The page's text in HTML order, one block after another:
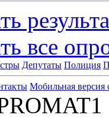
все
Депутаты Полиция
Мобильная версия